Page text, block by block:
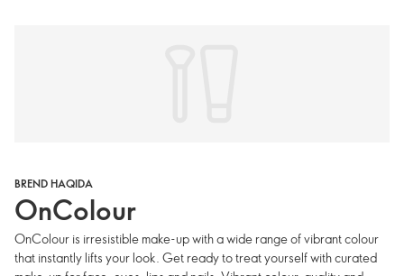
BREND HAQIDA
OnColour
OnColour is irresistible make-up with a wide range of vibrant colour
that instantly lifts your look. Get ready to treat yourself with curated